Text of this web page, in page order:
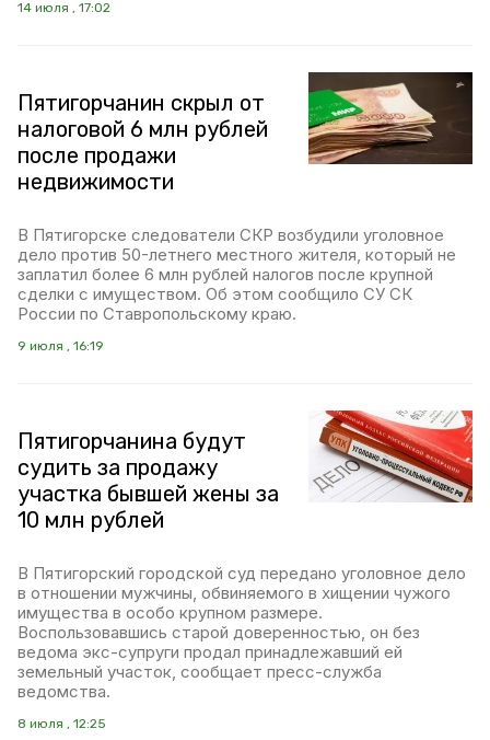
14 июля , 17:02
Пятигорчанин скрыл от
налоговой 6 млн рублей
после продажи
недвижимости
В Пятигорске следователи СКР возбудили уголовное
дело против 50-летнего местного жителя, который не
заплатил более 6 млн рублей налогов после крупной
сделки с имуществом. Об этом сообщило СУ СК
России по Ставропольскому краю.
9 июля , 16:19
Пятигорчанина будут
судить за продажу
участка бывшей жены за
10 млн рублей
В Пятигорский городской суд передано уголовное дело
в отношении мужчины, обвиняемого в хищении чужого
имущества в особо крупном размере.
Воспользовавшись старой доверенностью, он без
ведома экс-супруги продал принадлежавший ей
земельный участок, сообщает пресс-служба
ведомства.
8 июля , 12:25